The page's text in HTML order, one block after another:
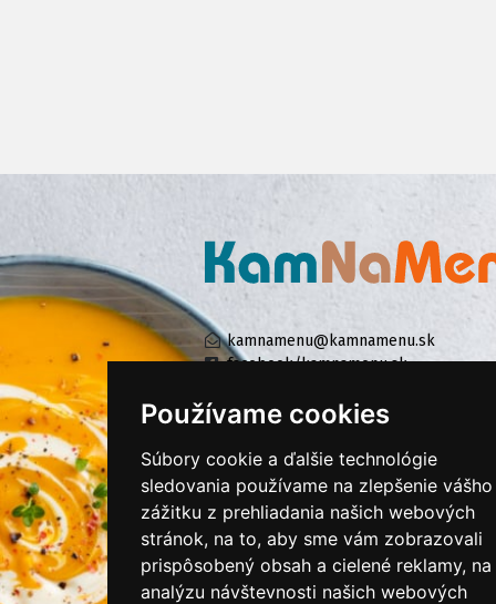
Používame cookies
Súbory cookie a ďalšie technológie
sledovania používame na zlepšenie vášho
zážitku z prehliadania našich webových
stránok, na to, aby sme vám zobrazovali
prispôsobený obsah a cielené reklamy, na
analýzu návštevnosti našich webových
kamnamenu@kamnamenu.sk
facebook/kamnamenu.sk
KONTAKTUJTE NÁS
PRIHLÁSIŤ SA DO ZÁKAZNÍCKEJ ZÓNY